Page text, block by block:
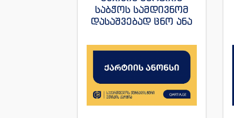
საბჭოს სამდივნომ
დასაშვებად ცნო ანა
განცხადება “ტვ
ჟურნალისტის მაკა
ანდრონიკაშვილის
წინააღმდეგ.